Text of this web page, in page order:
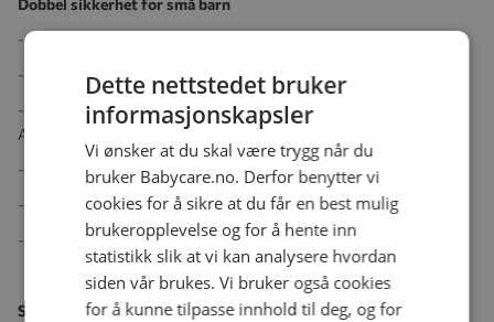
Dobbel sikkerhet for små barn
- Innebygget sidekollisjonsbeskyttelse (SIP) i stolskallet
- Ekstra sidekollisjonsbeskyttelse SIP+ med spesialdesignet form
- Beskyttende og myk hodestøtte med innovative Dynamic Force
Absorber
- Bestått verdens hardeste kollisjonstest: Plus Test
- Godkjent etter det nyeste UN R129-regulativet
- Lar barn alltid reise 5x sikrere bakovervendt opptil rundt fire år
State-of-the-art-funksjonalitet for enkel hverdagsbruk
Dette nettstedet bruker
informasjonskapsler
Vi ønsker at du skal være trygg når du
bruker Babycare.no. Derfor benytter vi
cookies for å sikre at du får en best mulig
brukeropplevelse og for å hente inn
statistikk slik at vi kan analysere hvordan
siden vår brukes. Vi bruker også cookies
for å kunne tilpasse innhold til deg, og for